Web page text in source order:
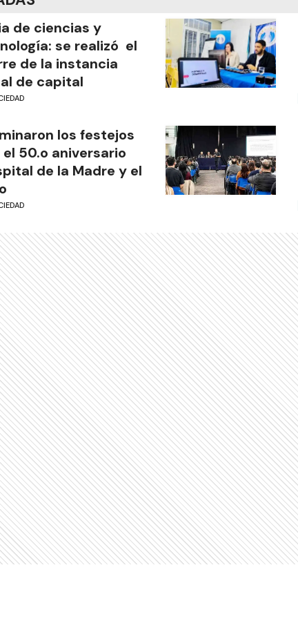
de ciencias y
se realizó el
de la instancia
de capital
los festejos
50.o aniversario
de la Madre y el